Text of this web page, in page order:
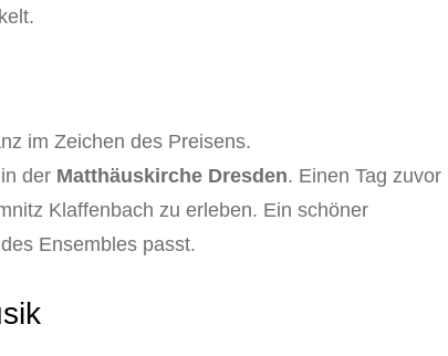
im Zeichen des Preisens.
in der Matthäuskirche Dresden. Einen Tag zuvor
Klaffenbach zu erleben. Ein schöner
Ensembles passt.